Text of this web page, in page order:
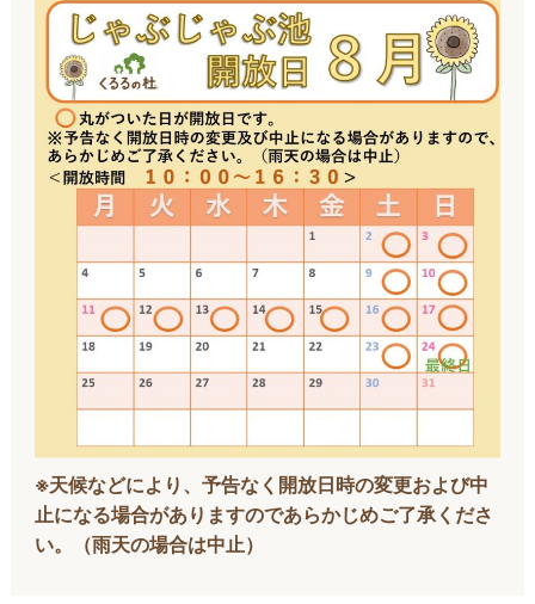
※天候などにより、予告なく開放日時の変更および中
止になる場合がありますのであらかじめご了承くださ
い。（雨天の場合は中止）